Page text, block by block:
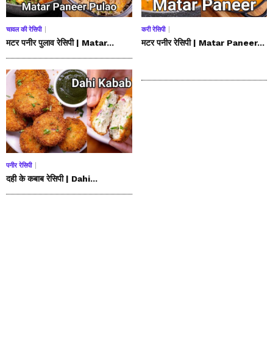
चावल की रेसिपी
मटर पनीर पुलाव रेसिपी | Matar...
करी रेसिपी
मटर पनीर रेसिपी | Matar Paneer...
पनीर रेसिपी
दही के कबाब रेसिपी | Dahi...